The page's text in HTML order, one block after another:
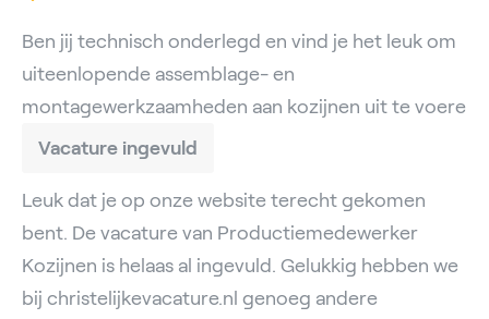
Ben jij technisch onderlegd en vind je het leuk om
uiteenlopende assemblage- en
montagewerkzaamheden aan kozijnen uit te voere
Vacature ingevuld
Leuk dat je op onze website terecht gekomen
bent. De vacature van Productiemedewerker
Kozijnen is helaas al ingevuld. Gelukkig hebben we
bij christelijkevacature.nl genoeg andere